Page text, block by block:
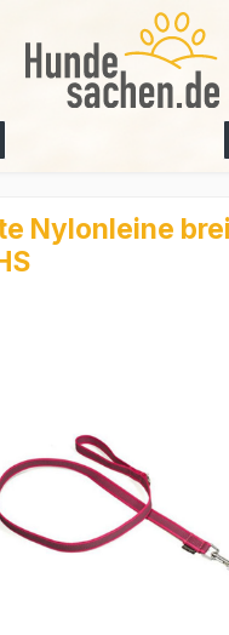
Nylonleine